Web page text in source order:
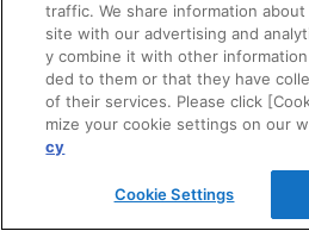
修理・点検
お問い合わせ
ログイン
traffic. We share information
site with our advertising and
y combine it with other
ded to them or that they have
of their services. Please click
mize your cookie settings on our
cy
Cookie Settings